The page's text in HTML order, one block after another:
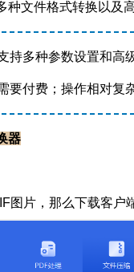
文件格式转换以及
持多种参数设置和高
要付费；操作相对复
器
图片，那么下载客户